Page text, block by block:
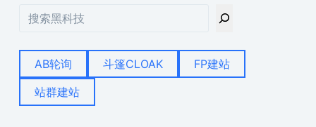
AB轮询 斗篷CLOAK
FP建站
站群建站